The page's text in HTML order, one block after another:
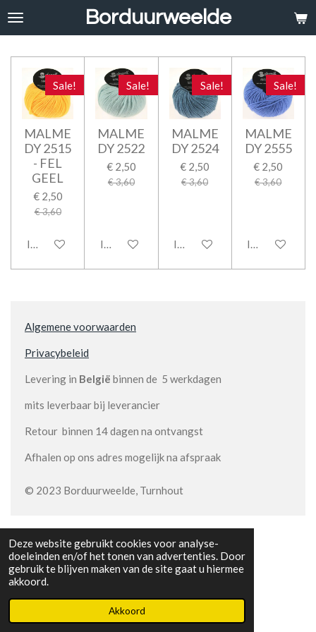
Deze website gebruikt cookies voor analyse-
doeleinden en/of het tonen van advertenties. Door
gebruik te blijven maken van de site gaat u hiermee
akkoord.
Akkoord
Ga
de
hoofdinhoud
Borduurweelde
Sale!
MALME
DY 2515
- FEL
GEEL
€ 2,50
€ 3,60
In winkelwagen
Sale!
MALME
DY 2522
€ 2,50
€ 3,60
In winkelwagen
Sale!
MALME
DY 2524
€ 2,50
€ 3,60
In winkelwagen
Sale!
MALME
DY 2555
€ 2,50
€ 3,60
In
Algemene voorwaarden
Privacybeleid
Levering in België binnen de 5 werkdagen
mits leverbaar bij leverancier
Retour binnen 14 dagen na ontvangst
Afhalen op ons adres mogelijk na afspraak
© 2023 Borduurweelde, Turnhout